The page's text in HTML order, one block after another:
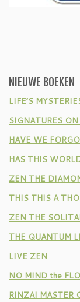
NIEUWE BOEKEN
LIFE’S
SIGNATURES
HAVE WE
HAS THIS
ZEN THE
THIS THIS A
ZEN THE
THE QUANTUM
LIVE ZEN
NO MIND the
RINZAI MASTER